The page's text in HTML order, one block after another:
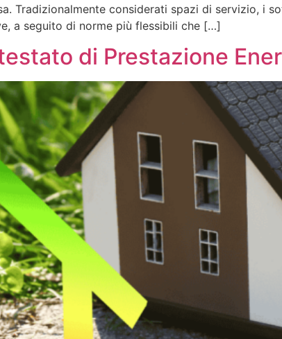
Tradizionalmente considerati spazi di servizio, i
a seguito di norme più flessibili che […]
di Prestazione